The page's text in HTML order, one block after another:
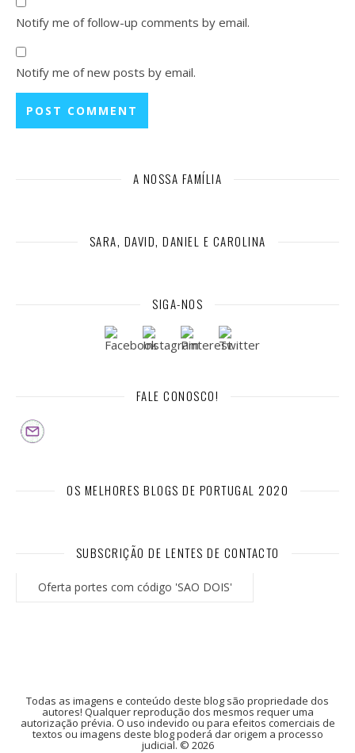
Notify me of follow-up comments by email.
Notify me of new posts by email.
A NOSSA FAMÍLIA
SARA, DAVID, DANIEL E CAROLINA
SIGA-NOS
FALE CONOSCO!
OS MELHORES BLOGS DE PORTUGAL 2020
SUBSCRIÇÃO DE LENTES DE CONTACTO
Oferta portes com código 'SAO DOIS'
Todas as imagens e conteúdo deste blog são propriedade dos
autores! Qualquer reprodução dos mesmos requer uma
autorização prévia. O uso indevido ou para efeitos comerciais de
textos ou imagens deste blog poderá dar origem a processo
judicial. © 2026